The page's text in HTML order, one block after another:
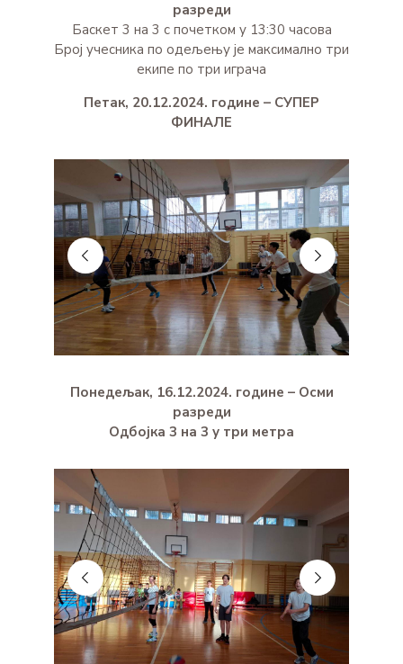
разреди
Баскет 3 на 3 с почетком у 13:30 часова
Број учесника по одељењу је максимално три
екипе по три играча
Петак, 20.12.2024. године – СУПЕР
ФИНАЛЕ
Понедељак, 16.12.2024. године – Осми
разреди
Одбојка 3 на 3 у три метра